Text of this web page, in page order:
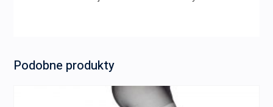
Podobne produkty